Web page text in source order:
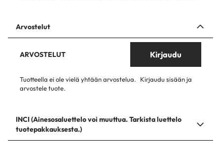
Arvostelut
ARVOSTELUT Kirjaudu
Tuotteella ei ole vielä yhtään arvostelua.
Kirjaudu sisään ja
arvostele tuote.
INCI (Ainesosaluettelo voi muuttua. Tarkista luettelo
tuotepakkauksesta.)